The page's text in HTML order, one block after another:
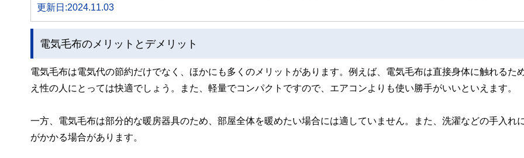
更新日:2024.11.03
電気毛布のメリットとデメリット
電気毛布は電気代の節約だけでなく、ほかにも多くのメリットがあります。例えば、電気毛布は直接身体に触れるた
え性の人にとっては快適でしょう。また、軽量でコンパクトですので、エアコンよりも使い勝手がいいといえます。
一方、電気毛布は部分的な暖房器具のため、部屋全体を暖めたい場合には適していません。また、洗濯などの手入れ
がかかる場合があります。